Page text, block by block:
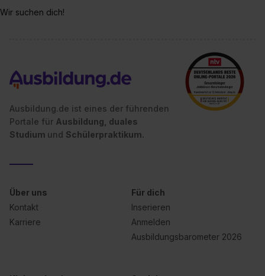
Wir suchen dich!
Ausbildung.de ist eines der führenden
Portale für Ausbildung, duales
Studium und Schülerpraktikum.
Über uns
Kontakt
Karriere
Für dich
Inserieren
Anmelden
Ausbildungsbarometer 2026